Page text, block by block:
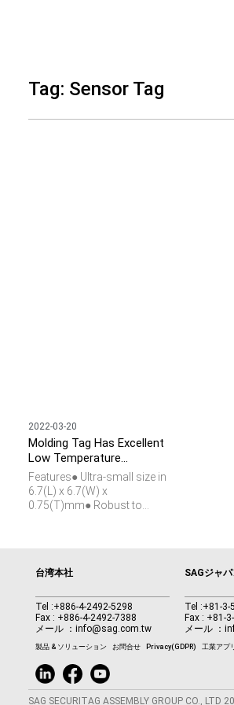
content
Tag: Sensor Tag
Molding Tag Has Excellent
Low Temperature
Resistibility
2022-03-20
Features● Ultra-small size in
6.7(L) x 6.7(W) x
0.75(T)mm● Robust to
and antenna in simple form
Forum Type 5 compliant
台湾本社
Tel :+886-4-2492-5298
Fax : +886-4-2492-7388
メール ： info@sag.com.tw
SAGジャ
Tel :+81-3-
Fax : +81-
メール ：
製品 & ソリューション お問合せ Privacy(GDPR) 工業アプ
SAG SECURITAG ASSEMBLY GROUP CO., LTD